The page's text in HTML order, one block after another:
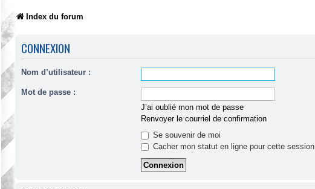
Index du forum
CONNEXION
Nom d’utilisateur :
Mot de passe :
J’ai oublié mon mot de passe
Renvoyer le courriel de confirmation
Se souvenir de moi
Cacher mon statut en ligne pour cette session